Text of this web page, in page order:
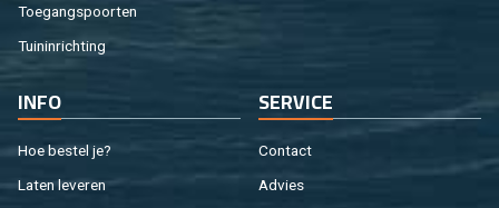
Toe­gangs­poor­ten
Tuin­in­rich­ting
INFO
Hoe be­stel je?
Laten le­ve­ren
SER­VI­CE
Con­tact
Ad­vies